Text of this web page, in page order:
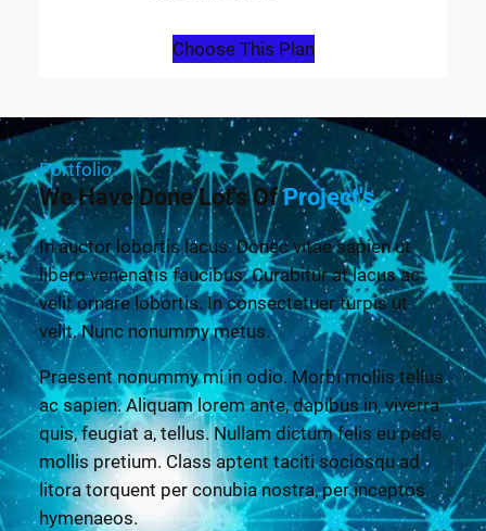
Choose This Plan
Portfolio
We Have Done Lot's OfProject's
In auctor lobortis lacus. Donec vitae sapien ut
libero venenatis faucibus. Curabitur at lacus ac
velit ornare lobortis. In consectetuer turpis ut
velit. Nunc nonummy metus.
Praesent nonummy mi in odio. Morbi mollis tellus
ac sapien. Aliquam lorem ante, dapibus in, viverra
quis, feugiat a, tellus. Nullam dictum felis eu pede
mollis pretium. Class aptent taciti sociosqu ad
litora torquent per conubia nostra, per inceptos
hymenaeos.